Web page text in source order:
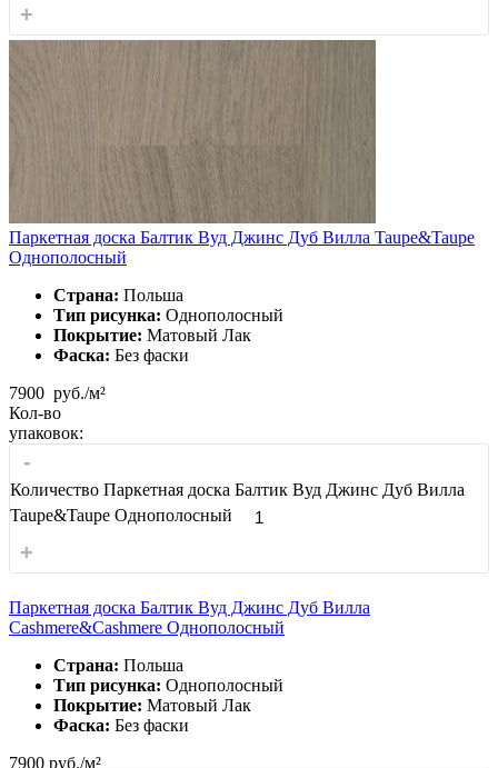
+
Паркетная доска Балтик Вуд Джинс Дуб Вилла Taupe&Taupe
Однополосный
Страна: Польша
Тип рисунка: Однополосный
Покрытие: Матовый Лак
Фаска: Без фаски
7900 руб./м²
Кол-во
упаковок:
-
Количество Паркетная доска Балтик Вуд Джинс Дуб Вилла
Taupe&Taupe Однополосный
+
Паркетная доска Балтик Вуд Джинс Дуб Вилла
Cashmere&Cashmere Однополосный
Страна: Польша
Тип рисунка: Однополосный
Покрытие: Матовый Лак
Фаска: Без фаски
7900 руб./м²